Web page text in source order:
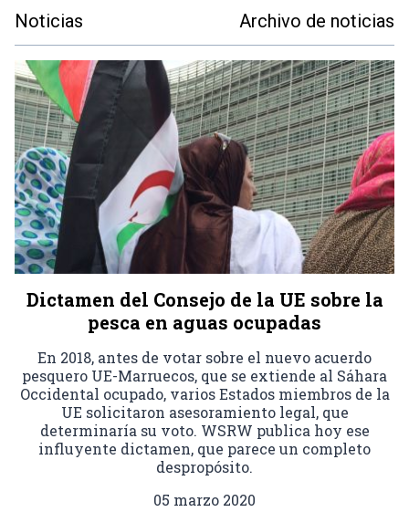
Noticias Archivo de noticias
Dictamen del Consejo de la UE sobre la
pesca en aguas ocupadas
En 2018, antes de votar sobre el nuevo acuerdo
pesquero UE-Marruecos, que se extiende al Sáhara
Occidental ocupado, varios Estados miembros de la
UE solicitaron asesoramiento legal, que
determinaría su voto. WSRW publica hoy ese
influyente dictamen, que parece un completo
despropósito.
05 marzo 2020